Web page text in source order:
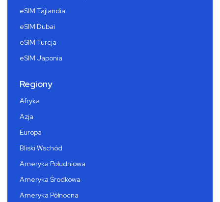
eSIM Tajlandia
eSIM Dubai
eSIM Turcja
eSIM Japonia
Regiony
Afryka
Azja
Europa
Bliski Wschód
Ameryka Południowa
Ameryka Środkowa
Ameryka Północna